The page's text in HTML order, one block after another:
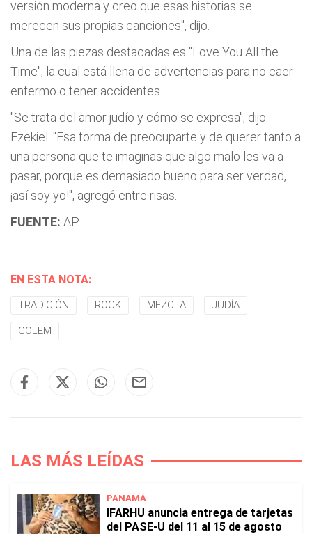
versión moderna y creo que esas historias se
merecen sus propias canciones", dijo.
Una de las piezas destacadas es "Love You All the
Time", la cual está llena de advertencias para no caer
enfermo o tener accidentes.
"Se trata del amor judío y cómo se expresa", dijo
Ezekiel. "Esa forma de preocuparte y de querer tanto a
una persona que te imaginas que algo malo les va a
pasar, porque es demasiado bueno para ser verdad,
¡así soy yo!", agregó entre risas.
FUENTE: AP
EN ESTA NOTA:
TRADICIÓN ROCK MEZCLA JUDÍA
GOLEM
LAS MÁS LEÍDAS
PANAMÁ
IFARHU anuncia entrega de tarjetas
del PASE-U del 11 al 15 de agosto